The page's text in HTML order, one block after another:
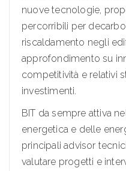
nuove tecnologie,
percorribili per
riscaldamento negli
approfondimento su
competitività e relativi
investimenti.
BIT da sempre attiva
energetica e delle
principali advisor
valutare progetti e